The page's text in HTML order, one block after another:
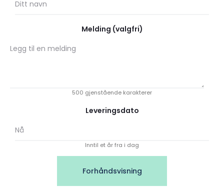
Melding (valgfri)
500 gjenstående karakterer
Leveringsdato
Inntil et år fra i dag
Forhåndsvisning